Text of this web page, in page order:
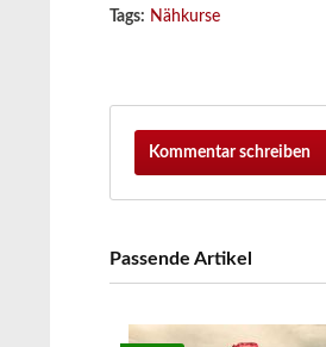
Tags: Nähkurse
Kommentar schreiben
Passende Artikel